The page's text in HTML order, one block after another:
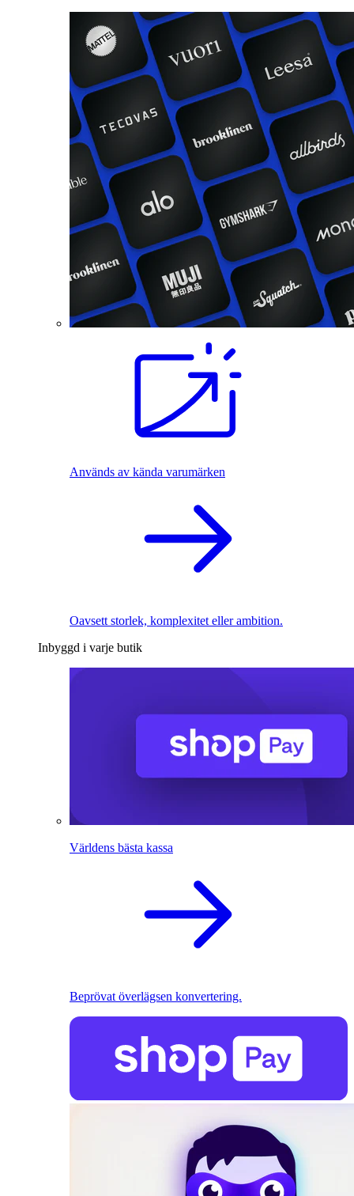
Används av kända varumärken
Oavsett storlek, komplexitet eller ambition.
Inbyggd i varje butik
Världens bästa kassa
Beprövat överlägsen konvertering.